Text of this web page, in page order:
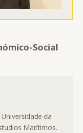
Social
da
Marítimos.